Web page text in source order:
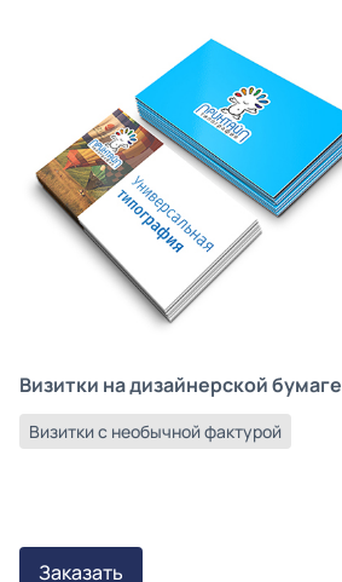
Визитки на дизайнерской бумаге
Визитки с необычной фактурой
Заказать